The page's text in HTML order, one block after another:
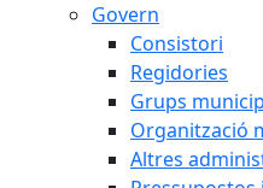
Govern
Consistori
Regidories
Grups
Organització
Altres